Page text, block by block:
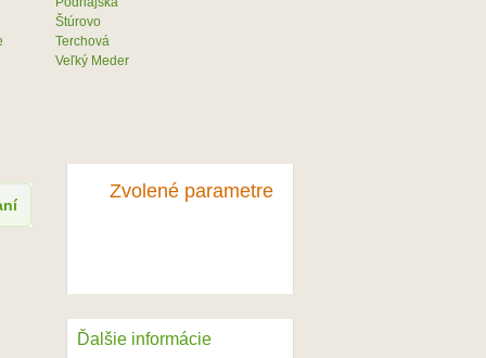
Štúrovo
Terchová
Veľký Meder
Zvolené parametre
Ďalšie informácie